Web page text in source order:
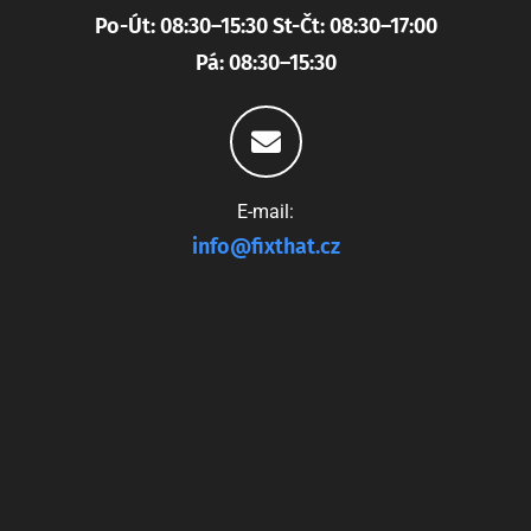
Po-Út: 08:30–15:30 St-Čt: 08:30–17:00
Pá: 08:30–15:30
E-mail:
info@fixthat.cz